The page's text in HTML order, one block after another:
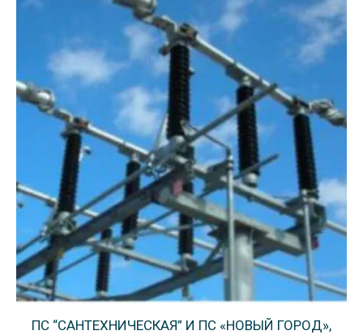
ПС “САНТЕХНИЧЕСКАЯ” И ПС «НОВЫЙ ГОРОД»,